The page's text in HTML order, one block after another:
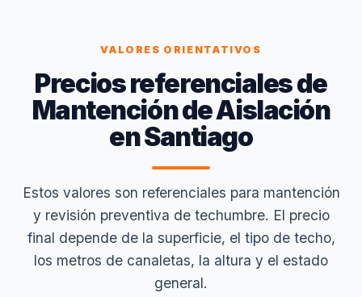
VALORES ORIENTATIVOS
Precios referenciales de
Mantención de Aislación
en Santiago
Estos valores son referenciales para mantención
y revisión preventiva de techumbre. El precio
final depende de la superficie, el tipo de techo,
los metros de canaletas, la altura y el estado
general.